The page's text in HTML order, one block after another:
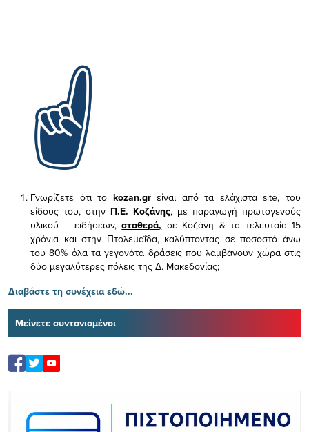
Γνωρίζετε ότι το kozan.gr είναι από τα ελάχισταsite, του
είδους του, στην Π.Ε. Κοζάνης, με παραγωγή πρωτογενούς
υλικού – ειδήσεων,σταθερά, σε Κοζάνη & τα τελευταία 15
χρόνια και στην Πτολεμαΐδα, καλύπτοντας σε ποσοστό άνω
του 80% όλα τα γεγονότα δράσεις που λαμβάνουν χώρα στις
δύο μεγαλύτερες πόλεις της Δ. Μακεδονίας;
Διαβάστε τη συνέχεια εδώ...
Μείνετε συντονισμένοι